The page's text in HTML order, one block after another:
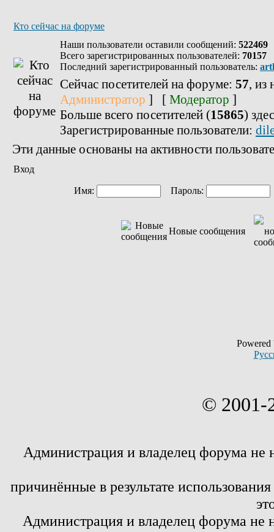
Кто сейчас на форуме
Наши пользователи оставили сообщений: 522469
Всего зарегистрированных пользователей: 70157
Последний зарегистрированный пользователь:
Сейчас посетителей на форуме: 57, из
Администратор ] [ Модератор ]
Больше всего посетителей (15865)
Зарегистрированные пользователи:
Эти данные основаны на активности
Вход
Имя: Пароль:
Новые сообщения
© 2001-
Администрация и владелец форума не
причинённые в результате
Администрация и владелец форума не